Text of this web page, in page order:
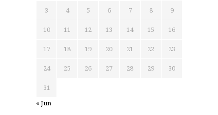
3 4 5 6 7 8 9
10 11 12 13 14 15 16
17 18 19 20 21 22 23
24 25 26 27 28 29 30
31
« Jun